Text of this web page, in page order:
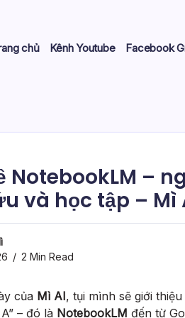
chủ Kênh Youtube Facebook
NotebookLM –
và học tập – Mì
2 Min Read
của Mì AI, tụi mình sẽ giới
– đó là NotebookLM đến từ